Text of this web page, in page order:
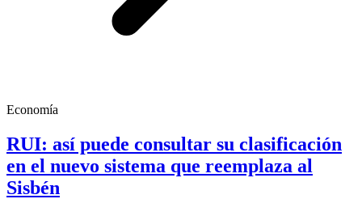
Economía
RUI: así puede consultar su clasificación
en el nuevo sistema que reemplaza al
Sisbén